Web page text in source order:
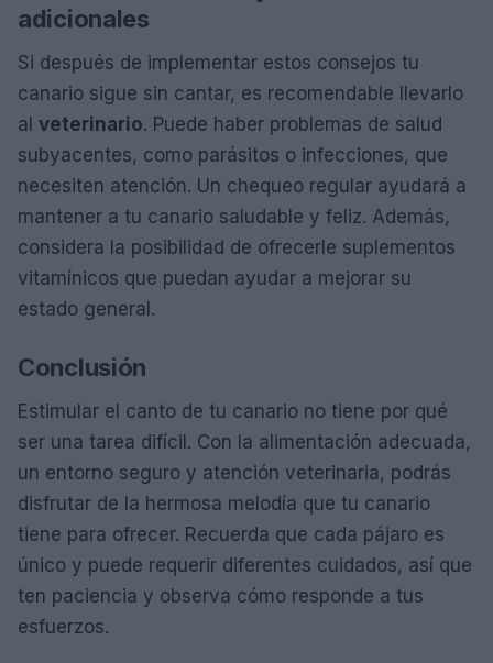
adicionales
Si después de implementar estos consejos tu
canario sigue sin cantar, es recomendable llevarlo
al veterinario. Puede haber problemas de salud
subyacentes, como parásitos o infecciones, que
necesiten atención. Un chequeo regular ayudará a
mantener a tu canario saludable y feliz. Además,
considera la posibilidad de ofrecerle suplementos
vitamínicos que puedan ayudar a mejorar su
estado general.
Conclusión
Estimular el canto de tu canario no tiene por qué
ser una tarea difícil. Con la alimentación adecuada,
un entorno seguro y atención veterinaria, podrás
disfrutar de la hermosa melodía que tu canario
tiene para ofrecer. Recuerda que cada pájaro es
único y puede requerir diferentes cuidados, así que
ten paciencia y observa cómo responde a tus
esfuerzos.